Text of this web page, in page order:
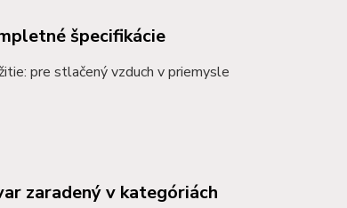
špecifikácie
pre stlačený vzduch v priemysle
zaradený v kategóriách